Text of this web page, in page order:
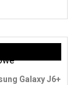
Galaxy J6+